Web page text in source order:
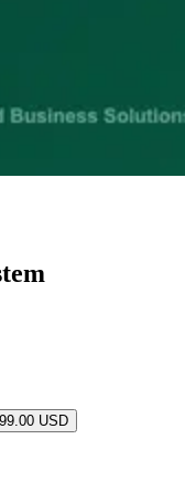
USD